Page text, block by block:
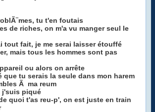
tu t'en foutais
de riches, on m'a vu manger seul le
tout fait, je me serai laisser étouffé
mais tous les hommes sont pas
ou alors on arrête
que tu serais la seule dans mon harem
Ã ma reum
j'suis piqué
quoi t'as reu-p', on est juste en train